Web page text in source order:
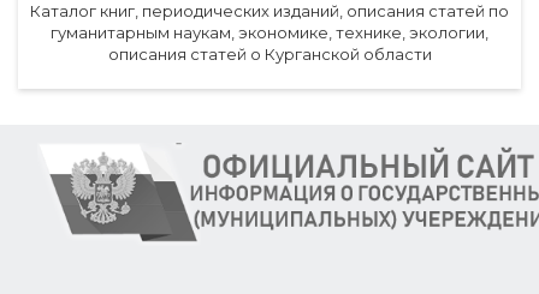
Каталог книг, периодических изданий, описания статей по
гуманитарным наукам, экономике, технике, экологии,
описания статей о Курганской области